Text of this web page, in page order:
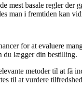
mest basale regler
man i fremtiden kan
for at evaluere
du lægger din bestilling.
metoder til at få
til at vurdere